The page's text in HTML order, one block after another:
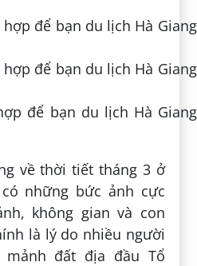
để bạn du lịch Hà Giang
về thời tiết tháng 3 ở
những bức ảnh cực
không gian và con
là lý do nhiều người
đất địa đầu Tổ